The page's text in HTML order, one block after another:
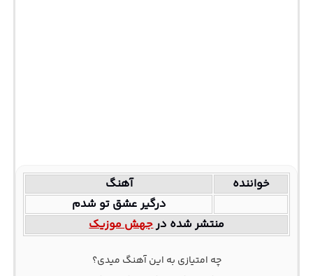
خواننده
آهنگ
درگیر عشق تو شدم
منتشر شده درجهش موزیک
چه امتیازی به این آهنگ میدی؟